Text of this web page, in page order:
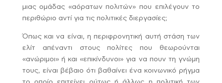
μιας ομάδας «αόρατων πολιτών» που επιλέγουν το
περιθώριο αντί για τις πολιτικές διεργασίες;
Όπως και να είναι, η περιφρονητική αυτή στάση των
ελίτ απέναντι στους πολίτες που θεωρούνται
«ανώριμοι» ή και «επικίνδυνοι» για να πουν τη γνώμη
τους, είναι βέβαιο ότι βαθαίνει ένα κοινωνικό ρήγμα